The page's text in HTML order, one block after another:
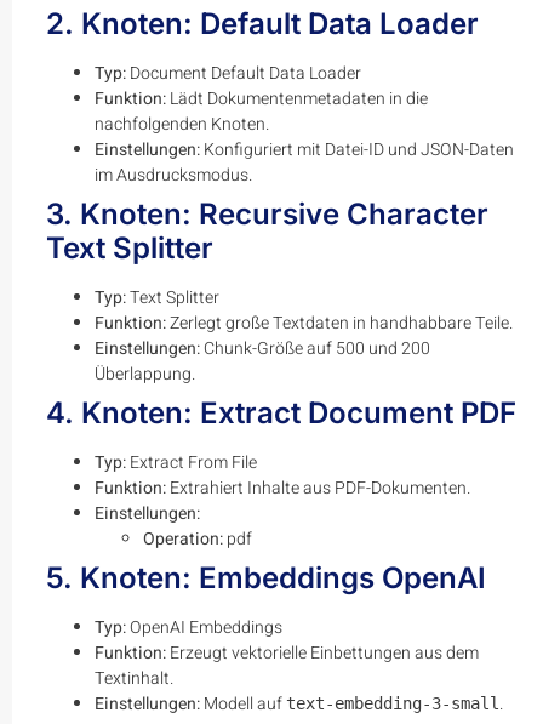
2. Knoten: Default Data Loader
Typ:Document Default Data Loader
Funktion:Lädt Dokumentenmetadaten in die
nachfolgenden Knoten.
Einstellungen:Konfiguriert mit Datei-ID und JSON-Daten
im Ausdrucksmodus.
3. Knoten: Recursive Character
Text Splitter
Typ:Text Splitter
Funktion:Zerlegt große Textdaten in handhabbare Teile.
Einstellungen:Chunk-Größe auf 500 und 200
Überlappung.
4. Knoten: Extract Document PDF
Typ:Extract From File
Funktion:Extrahiert Inhalte aus PDF-Dokumenten.
Einstellungen:
Operation:pdf
5. Knoten: Embeddings OpenAI
Typ:OpenAI Embeddings
Funktion:Erzeugt vektorielle Einbettungen aus dem
Textinhalt.
Einstellungen:Modell auf text-embedding-3-small.